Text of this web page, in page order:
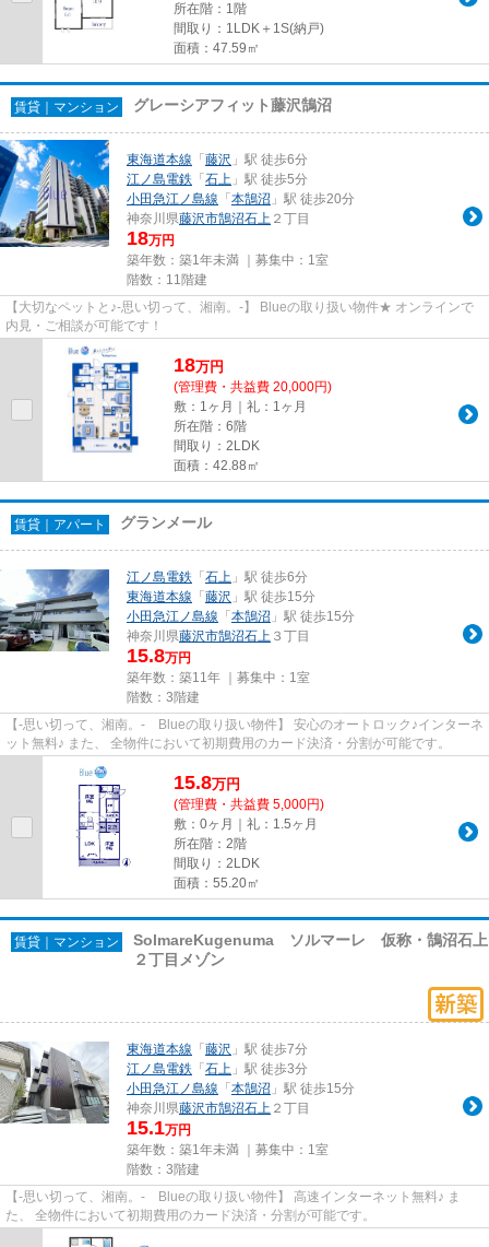
所在階：1階
間取り：1LDK＋1S(納戸)
面積：47.59㎡
賃貸｜マンション グレーシアフィット藤沢鵠沼
東海道本線 「 藤沢 」駅 徒歩6分
江ノ島電鉄 「 石上 」駅 徒歩5分
小田急江ノ島線 「 本鵠沼 」駅 徒歩20分
神奈川県藤沢市鵠沼石上 ２丁目
18万円
築年数：築1年未満 ｜募集中： 1室
階数：11階建
【大切なペットと♪-思い切って、湘南。-】 Blueの取り扱い物件★ オンラインで
内見・ご相談が可能です！
18万円
(管理費・共益費 20,000円)
敷：1ヶ月｜礼：1ヶ月
所在階：6階
間取り：2LDK
面積：42.88㎡
賃貸｜アパート グランメール
江ノ島電鉄 「 石上 」駅 徒歩6分
東海道本線 「 藤沢 」駅 徒歩15分
小田急江ノ島線 「 本鵠沼 」駅 徒歩15分
神奈川県藤沢市鵠沼石上 ３丁目
15.8万円
築年数：築11年 ｜募集中： 1室
階数：3階建
【-思い切って、湘南。- Blueの取り扱い物件】 安心のオートロック♪インターネ
ット無料♪ また、 全物件において初期費用のカード決済・分割が可能です。
15.8万円
(管理費・共益費 5,000円)
敷：0ヶ月｜礼：1.5ヶ月
所在階：2階
間取り：2LDK
面積：55.20㎡
賃貸｜マンション
SolmareKugenuma ソルマーレ 仮称・鵠沼石上
２丁目メゾン
東海道本線 「 藤沢 」駅 徒歩7分
江ノ島電鉄 「 石上 」駅 徒歩3分
小田急江ノ島線 「 本鵠沼 」駅 徒歩15分
神奈川県藤沢市鵠沼石上 ２丁目
15.1万円
築年数：築1年未満 ｜募集中： 1室
階数：3階建
【-思い切って、湘南。- Blueの取り扱い物件】 高速インターネット無料♪ ま
た、 全物件において初期費用のカード決済・分割が可能です。